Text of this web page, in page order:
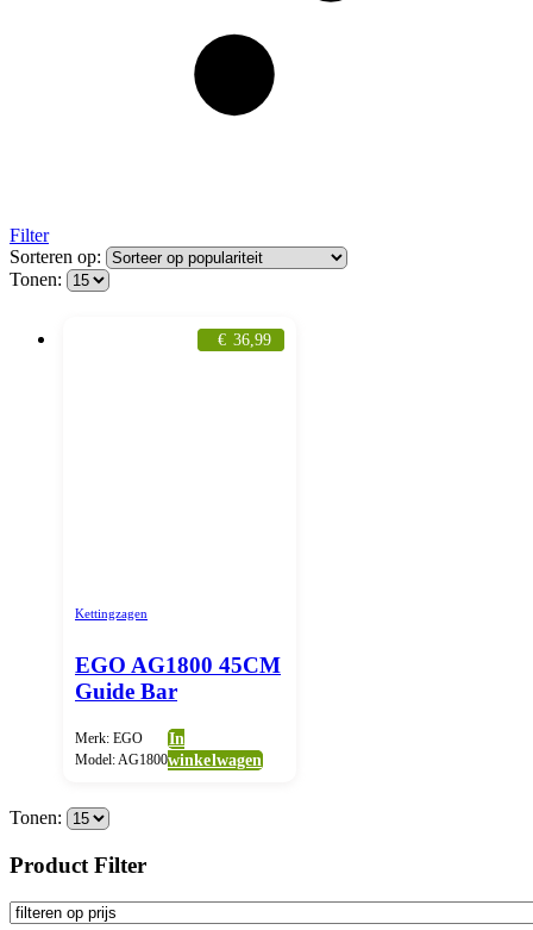
Filter
Sorteren op:
Tonen:
€ 36,99
Kettingzagen
EGO AG1800 45CM
Guide Bar
Merk: EGO
Model: AG1800
In
winkelwagen
Tonen:
Product Filter